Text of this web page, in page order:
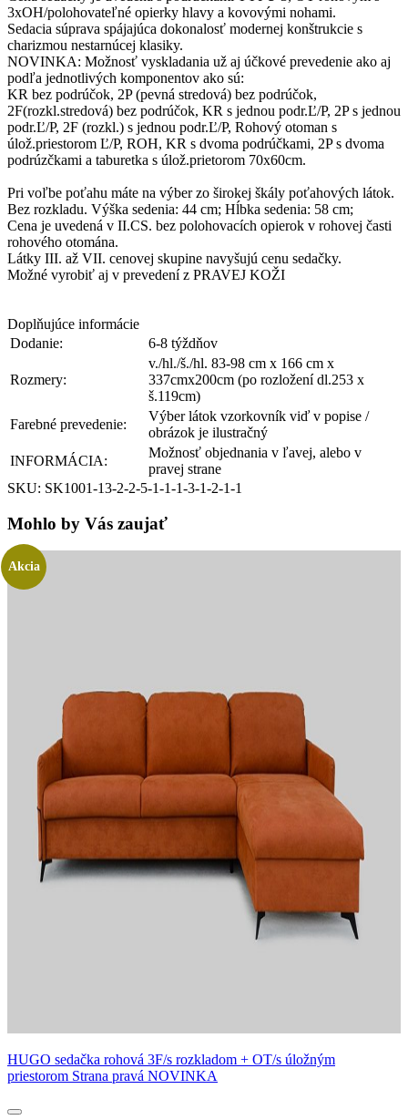
priestorom
+
2P/bez
rozkladu
+
OT/s
úložným
priestorom
3xOH/polohovateľné opierky hlavy a kovovými nohami.
Sedacia súprava spájajúca dokonalosť modernej konštrukcie s
charizmou nestarnúcej klasiky.
NOVINKA: Možnosť vyskladania už aj účkové prevedenie ako aj
podľa jednotlivých komponentov ako sú:
KR bez podrúčok, 2P (pevná stredová) bez podrúčok,
2F(rozkl.stredová) bez podrúčok, KR s jednou podr.Ľ/P, 2P s jednou
podr.Ľ/P, 2F (rozkl.) s jednou podr.Ľ/P, Rohový otoman s
úlož.priestorom Ľ/P, ROH, KR s dvoma podrúčkami, 2P s dvoma
podrúzčkami a taburetka s úlož.prietorom 70x60cm.
Pri voľbe poťahu máte na výber zo širokej škály poťahových látok.
Bez rozkladu. Výška sedenia: 44 cm; Hĺbka sedenia: 58 cm;
Cena je uvedená v II.CS. bez polohovacích opierok v rohovej časti
rohového otomána.
Látky III. až VII. cenovej skupine navyšujú cenu sedačky.
Možné vyrobiť aj v prevedení z PRAVEJ KOŽI
Doplňujúce informácie
Dodanie:
6-8 týždňov
Rozmery:
v./hl./š./hl. 83-98 cm x 166 cm x
337cmx200cm (po rozložení dl.253 x
š.119cm)
Farebné prevedenie:
Výber látok vzorkovník viď v popise /
obrázok je ilustračný
INFORMÁCIA:
Možnosť objednania v ľavej, alebo v
pravej strane
SKU: SK1001-13-2-2-5-1-1-1-3-1-2-1-1
Mohlo by Vás zaujať
Akcia
HUGO sedačka rohová 3F/s rozkladom + OT/s úložným
priestorom Strana pravá NOVINKA